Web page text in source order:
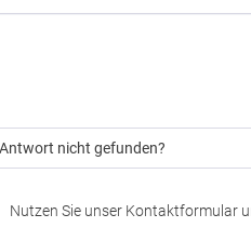
Antwort nicht gefunden?
Nutzen Sie unser Kontaktformular